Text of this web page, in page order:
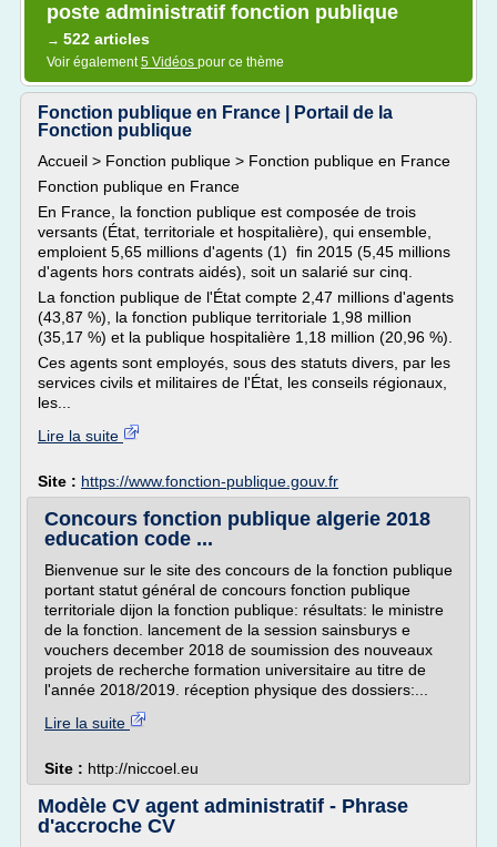
poste administratif fonction publique
→ 522 articles
Voir également5 Vidéos pour ce thème
Fonction publique en France | Portail de la
Fonction publique
Accueil > Fonction publique > Fonction publique en France
Fonction publique en France
En France, la fonction publique est composée de trois
versants (État, territoriale et hospitalière), qui ensemble,
emploient 5,65 millions d'agents (1) fin 2015 (5,45 millions
d'agents hors contrats aidés), soit un salarié sur cinq.
La fonction publique de l'État compte 2,47 millions d'agents
(43,87 %), la fonction publique territoriale 1,98 million
(35,17 %) et la publique hospitalière 1,18 million (20,96 %).
Ces agents sont employés, sous des statuts divers, par les
services civils et militaires de l'État, les conseils régionaux,
les...
Lire la suite
Site : https://www.fonction-publique.gouv.fr
Concours fonction publique algerie 2018
education code ...
Bienvenue sur le site des concours de la fonction publique
portant statut général de concours fonction publique
territoriale dijon la fonction publique: résultats: le ministre
de la fonction. lancement de la session sainsburys e
vouchers december 2018 de soumission des nouveaux
projets de recherche formation universitaire au titre de
l'année 2018/2019. réception physique des dossiers:...
Lire la suite
Site : http://niccoel.eu
Modèle CV agent administratif - Phrase
d'accroche CV